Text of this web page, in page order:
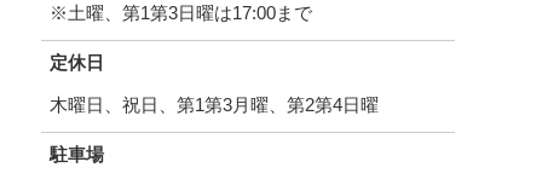
※土曜、第1第3日曜は17:00まで
定休日
木曜日、祝日、第1第3月曜、第2第4日曜
駐車場